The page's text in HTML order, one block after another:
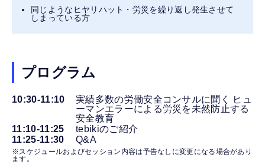
同じようなヒヤリハット・労災を繰り返し発生させて
しまっている方
プログラム
10:30-11:10
実績多数の労働安全コンサルに聞く ヒュ
ーマンエラーによる労災を未然防止する
安全教育
11:10-11:25
tebikiのご紹介
11:25-11:30
Q&A
※スケジュールおよびセッション内容は予告なしに変更になる場合があり
ます。